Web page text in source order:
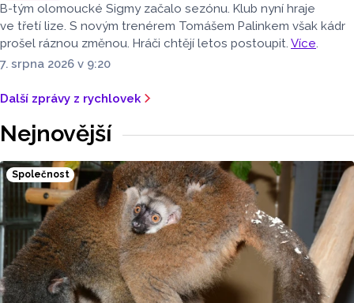
B-tým olomoucké Sigmy začalo sezónu. Klub nyní hraje
ve třetí lize. S novým trenérem Tomášem Palinkem však kádr
prošel ráznou změnou. Hráči chtějí letos postoupit. Více.
7. srpna 2026 v 9:20
Další zprávy z rychlovek
Nejnovější
Společnost